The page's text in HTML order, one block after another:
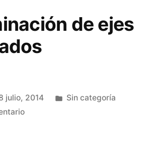
de ejes
julio, 2014
Publicada
Sin categoría
en